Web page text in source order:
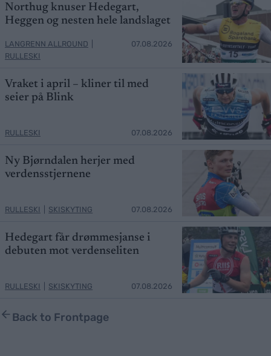
Northug knuser Hedegart,
Heggen og nesten hele landslaget
LANGRENN ALLROUND
RULLESKI
07.08.2026
Vraket i april – kliner til med
seier på Blink
RULLESKI 07.08.2026
Ny Bjørndalen herjer med
verdensstjernene
RULLESKI SKISKYTING 07.08.2026
Hedegart får drømmesjanse i
debuten mot verdenseliten
RULLESKI SKISKYTING 07.08.2026
Back to Frontpage